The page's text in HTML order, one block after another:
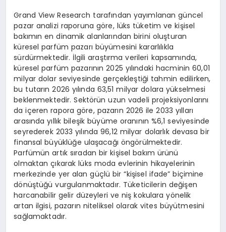
Grand View Research tarafından yayımlanan güncel
pazar analizi raporuna göre, lüks tüketim ve kişisel
bakımın en dinamik alanlarından birini oluşturan
küresel parfüm pazarı büyümesini kararlılıkla
sürdürmektedir. İlgili araştırma verileri kapsamında,
küresel parfüm pazarının 2025 yılındaki hacminin 60,01
milyar dolar seviyesinde gerçekleştiği tahmin edilirken,
bu tutarın 2026 yılında 63,51 milyar dolara yükselmesi
beklenmektedir. Sektörün uzun vadeli projeksiyonlarını
da içeren rapora göre, pazarın 2026 ile 2033 yılları
arasında yıllık bileşik büyüme oranının %6,1 seviyesinde
seyrederek 2033 yılında 96,12 milyar dolarlık devasa bir
finansal büyüklüğe ulaşacağı öngörülmektedir.
Parfümün artık sıradan bir kişisel bakım ürünü
olmaktan çıkarak lüks moda evlerinin hikayelerinin
merkezinde yer alan güçlü bir “kişisel ifade” biçimine
dönüştüğü vurgulanmaktadır. Tüketicilerin değişen
harcanabilir gelir düzeyleri ve niş kokulara yönelik
artan ilgisi, pazarın niteliksel olarak vites büyütmesini
sağlamaktadır.